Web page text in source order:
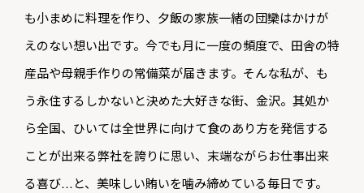
も小まめに料理を作り、夕飯の家族一緒の団欒はかけが
えのない想い出です。今でも月に一度の頻度で、田舎の特
産品や母親手作りの常備菜が届きます。そんな私が、も
う永住するしかないと決めた大好きな街、金沢。其処か
ら全国、ひいては全世界に向けて食のあり方を発信する
ことが出来る弊社を誇りに思い、末端ながらお仕事出来
る喜び…と、美味しい賄いを噛み締めている毎日です。